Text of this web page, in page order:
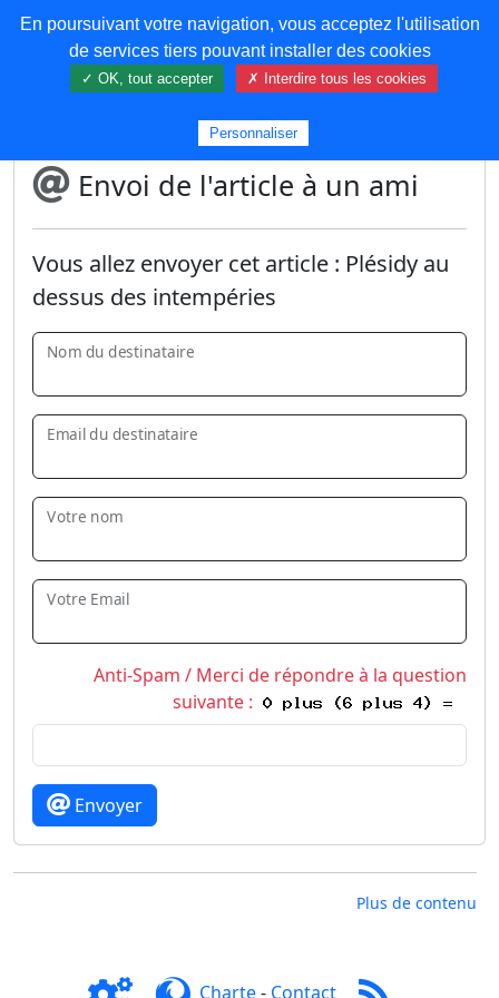
COREMA
Envoi de l'article à un ami
Vous allez envoyer cet article : Plésidy au
dessus des intempéries
Nom du destinataire
Email du destinataire
Votre nom
Votre Email
Anti-Spam / Merci de répondre à la question
suivante :
Envoyer
Plus de contenu
Charte- Contact
En poursuivant votre navigation, vous acceptez l'utilisation
de services tiers pouvant installer des cookies
✓ OK, tout accepter ✗ Interdire tous les cookies
Personnaliser